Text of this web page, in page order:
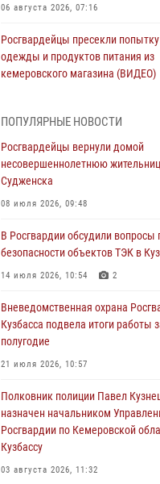
06 августа 2026, 07:16
Росгвардейцы пресекли
одежды и продуктов питания из
кемеровского магазина (ВИДЕО)
В Кузбассе стартовал чемпионат
ордена Жукова округа
служебно-боевой стрельбе
05 августа 2026, 10:53
дебошира, устроившего
медицинском учреждении
05 августа 2026, 09:30
Росгвардейцы задержали
причинившего побои оппоненту
05 августа 2026, 08:50
общественного порядка на
05 августа 2026, 08:10
Росгвардейцы в Юрге пресекли
проникновения на территорию
ПОПУЛЯРНЫЕ НОВОСТИ
Росгвардейцы вернули домой
несовершеннолетнюю
Судженска
08 июля 2026, 09:48
В Росгвардии обсудили
безопасности объектов ТЭК в
14 июля 2026, 10:54 2
Вневедомственная охрана
Кузбасса подвела итоги работы
полугодие
21 июля 2026, 10:57
Полковник полиции Павел
назначен начальником
Росгвардии по Кемеровской
Кузбассу
03 августа 2026, 11:32